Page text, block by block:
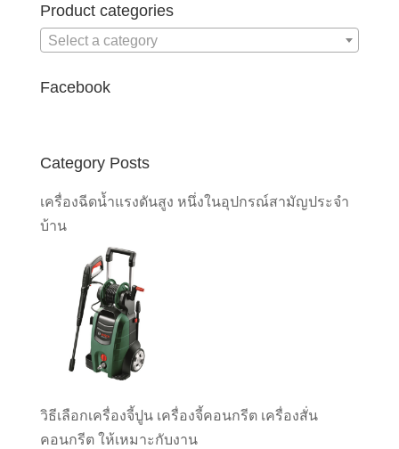
Product categories
Select a category
Facebook
Category Posts
เครื่องฉีดน้ำแรงดันสูง หนึ่งในอุปกรณ์สามัญประจำ
บ้าน
วิธีเลือกเครื่องจี้ปูน เครื่องจี้คอนกรีต เครื่องสั่น
คอนกรีต ให้เหมาะกับงาน